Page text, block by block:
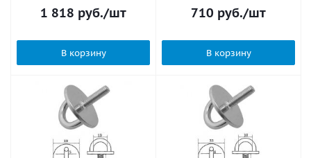
1 818 руб./шт
В корзину
710 руб./шт
В корзину